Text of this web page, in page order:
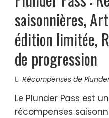
saisonnières,
édition limitée,
de progression
Récompenses de
Le Plunder Pass est
récompenses